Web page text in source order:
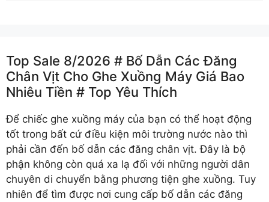
Top Sale 8/2026 # Bố Dẫn Các Đăng
Chân Vịt Cho Ghe Xuồng Máy Giá Bao
Nhiêu Tiền # Top Yêu Thích
Để chiếc ghe xuồng máy của bạn có thể hoạt động
tốt trong bất cứ điều kiện môi trường nước nào thì
phải cần đến bố dẫn các đăng chân vịt. Đây là bộ
phận không còn quá xa lạ đối với những người dân
chuyên di chuyển bằng phương tiện ghe xuồng. Tuy
nhiên để tìm được nơi cung cấp bố dẫn các đăng